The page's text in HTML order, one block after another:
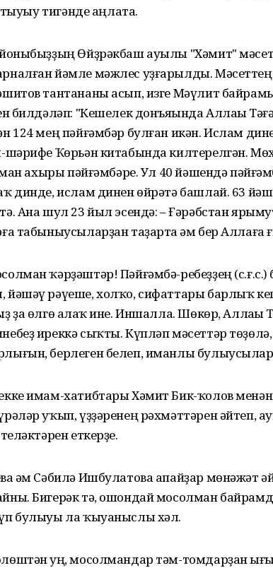
тыуыу тигәнде аңлата.
Өйҙрәкбаш ауылы "Хәмит"
йәмле мәжлес уҙғарылды.
тантананы асып, изге Мәүлит
билдәләп: "Кешелек донъяһында Аллаһы
124 мең пәйғәмбәр булған икән. Ислам
шәрифе Ҡөрьән китабында килтерелгән.
ахыры пәйғәмбәре. Ул 40 йәшендә
динде, ислам динен өйрәтә башлай. 63
Ана шул 23 йыл эсендә: – Ғәрәбстан
табыныусыларҙан таҙарта һәм бер
ҡәрҙәштәр! Пәйғәмбә-ребеҙҙең
рәүеше, холҡо, сифаттары барлыҡ
ҙа өлгө алһаҡ ине. Иншалла. Шөкөр, Аллаһы
иреккә сыҡты. Күпләп мәсеттәр
берлеген белеп, иманлы
имам-хатибтары Хәмит Бик-ҡолов
уҡып, үҙҙәренең рәхмәттәрен әйтеп,
еткерҙе.
һәм Сәбилә Ишбулатова апайҙар мөнәжәт
Бигерәк тә, ошондай мосолман
булыуы ла ҡыуаныслы хәл.
һуң, мосолмандар тәм-томдарҙан